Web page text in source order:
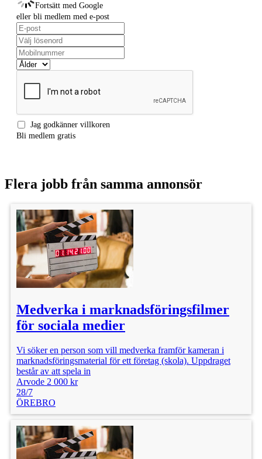
Fortsätt med Google
eller bli medlem med e-post
Jag godkänner villkoren
Bli medlem gratis
Flera jobb från samma annonsör
Medverka i marknadsföringsfilmer
för sociala medier
Vi söker en person som vill medverka framför kameran i
marknadsföringsmaterial för ett företag (skola). Uppdraget
består av att spela in
Arvode 2 000 kr
28/7
ÖREBRO